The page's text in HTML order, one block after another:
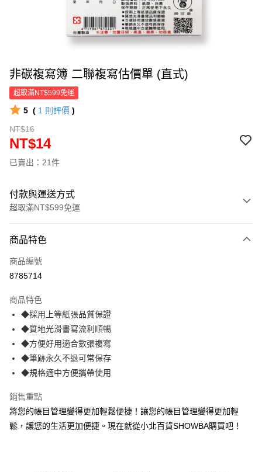
非碳複寫簿 二聯複寫估價單 (直式)
超取滿NT$599免運
5 ( 1 則評價 )
NT$16
NT$14
已賣出：21件
付款與運送方式
超取滿NT$599免運
信用卡一次付款
超商取貨付款
Apple Pay
街口支付
悠遊付
Google Pay
AFTEE先享後付
相關說明
【關於「AFTEE先享後付」】
商品特色
商品編號
8785714
商品特色
◆採用上等紙張品質保證
◆質地光滑書寫流利順暢
◆方便好用適合數張複寫
◆筆跡永久不退可常保存
◆規格適中方便攜帶使用
銷售重點
將您的帳目管理變得更加輕鬆便捷！讓您的帳目管理變得更加輕
鬆，讓您的生活更加便捷。現在就從小北百貨SHOWBA購買吧！